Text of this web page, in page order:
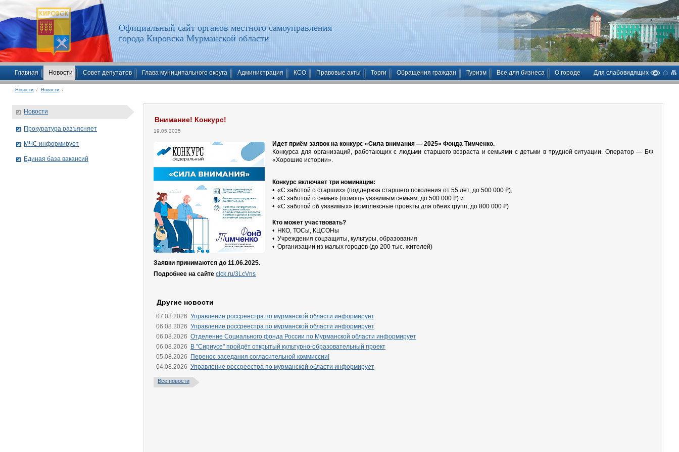
Официальный сайт органов местного самоуправления
города Кировска Мурманской области
Главная Новости Совет депутатов Глава муниципального округа Администрация КСО Правовые акты Торги Обращения граждан Туризм Все для бизнеса О городе Для слабовидящих
Новости / Новости /
Внимание! Конкурс!
19.05.2025
Идет приём заявок на конкурс «Сила внимания — 2025» Фонда Тимченко.
Конкурса для организаций, работающих с людьми старшего возраста и семьями с детьми в трудной ситуации. Оператор — БФ
«Хорошие истории».
Конкурс включает три номинации:
• «С заботой о старших» (поддержка старшего поколения от 55 лет, до 500 000 ₽),
• «С заботой о семье» (помощь уязвимым семьям, до 500 000 ₽) и
• «С заботой об уязвимых» (комплексные проекты для обеих групп, до 800 000 ₽)
Кто может участвовать?
• НКО, ТОСы, КЦСОНы
• Учреждения соцзащиты, культуры, образования
• Организации из малых городов (до 200 тыс. жителей)
Заявки принимаются до 11.06.2025.
Подробнее на сайте clck.ru/3LcVns
Другие новости
07.08.2026 Управление россреестра по мурманской области информирует
06.08.2026 Управление россреестра по мурманской области информирует
06.08.2026 Отделение Социального фонда России по Мурманской области информирует
06.08.2026
В "Сириусе" пройдёт открытый культурно-образовательный проект
05.08.2026
Перенос заседания согласительной коммиссии!
04.08.2026 Управление россреестра по мурманской области информирует
Все новости
Новости
Прокуратура разъясняет
МЧС информирует
Единая база вакансий